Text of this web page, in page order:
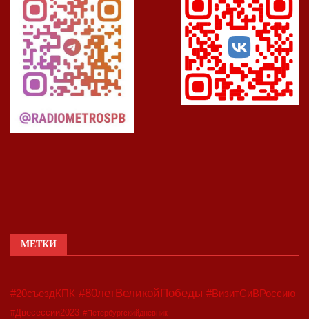
МЕТКИ
#20съездКПК #80летВеликойПобеды #ВизитСиВРоссию
#Двесессии2023 #Петербургскийдневник